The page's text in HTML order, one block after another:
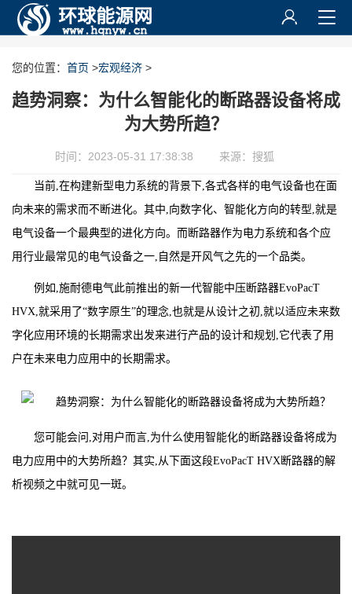
您的位置： 首页 >宏观经济 >
趋势洞察：为什么智能化的断路器设备将成
为大势所趋？
时间：2023-05-31 17:38:38 来源：搜狐
当前,在构建新型电力系统的背景下,各式各样的电气设备也在面
向未来的需求而不断进化。其中,向数字化、智能化方向的转型,就是
电气设备一个最典型的进化方向。而断路器作为电力系统和各个应
用行业最常见的电气设备之一,自然是开风气之先的一个品类。
例如,施耐德电气此前推出的新一代智能中压断路器EvoPacT
HVX,就采用了“数字原生”的理念,也就是从设计之初,就以适应未来数
字化应用环境的长期需求出发来进行产品的设计和规划,它代表了用
户在未来电力应用中的长期需求。
您可能会问,对用户而言,为什么使用智能化的断路器设备将成为
电力应用中的大势所趋？其实,从下面这段EvoPacT HVX断路器的解
析视频之中就可见一斑。